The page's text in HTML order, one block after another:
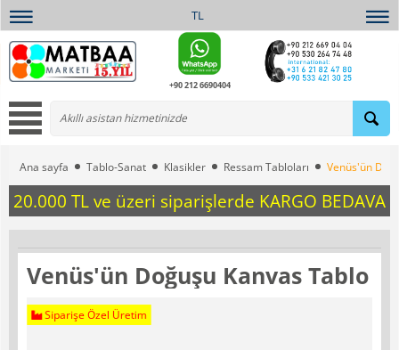
TL
+90 212 6690404
Ana sayfa Tablo-Sanat Klasikler Ressam Tabloları Venüs'ün
20.000 TL ve üzeri siparişlerde KARGO BEDAVA
Venüs'ün Doğuşu Kanvas Tablo
Siparişe Özel Üretim